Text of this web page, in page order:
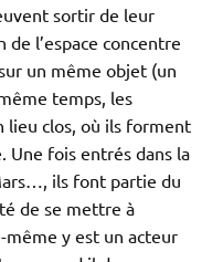
sortir de leur
l’espace concentre
un même objet (un
temps, les
lieu clos, où ils forment
Une fois entrés dans la
ils font partie du
de se mettre à
même y est un acteur